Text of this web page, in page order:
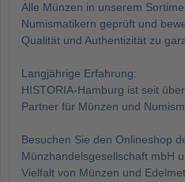
Alle Münzen in unserem
Numismatikern geprüft und
Qualität und Authentizität zu
Langjährige Erfahrung:
HISTORIA-Hamburg ist seit
Partner für Münzen und
Besuchen Sie den Onlineshop
Münzhandelsgesellschaft mbH
Vielfalt von Münzen und